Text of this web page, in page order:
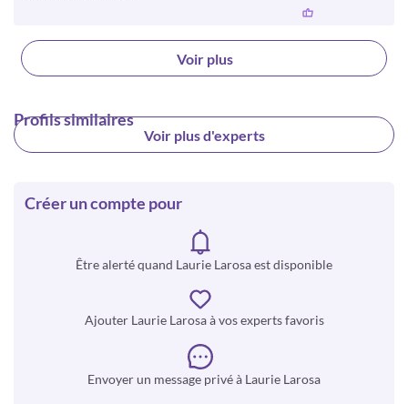
Voir plus
Profils similaires
Voir plus d'experts
Créer un compte pour
Être alerté quand Laurie Larosa est disponible
Ajouter Laurie Larosa à vos experts favoris
Envoyer un message privé à Laurie Larosa